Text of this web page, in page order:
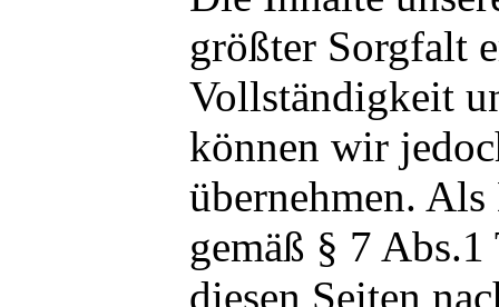
größter Sorgfalt
Vollständigkeit
können wir
übernehmen.
gemäß § 7
diesen Seiten